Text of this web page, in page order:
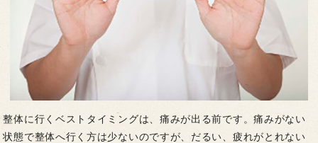
整体に行くベストタイミングは、痛みが出る前です。痛みがない
状態で整体へ行く方は少ないのですが、だるい、疲れがとれない